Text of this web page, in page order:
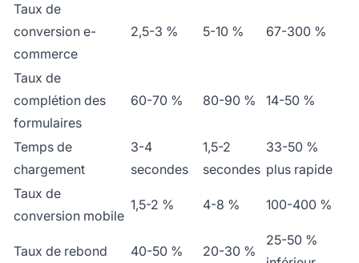
Taux de
conversion e-
commerce
2,5-3 % 5-10 % 67-300 %
Taux de
complétion des
formulaires
60-70 % 80-90 % 14-50 %
Temps de
chargement
3-4
secondes
1,5-2
secondes
33-50 %
plus rapide
Taux de
conversion mobile
1,5-2 % 4-8 % 100-400 %
Taux de rebond 40-50 % 20-30 %
25-50 %